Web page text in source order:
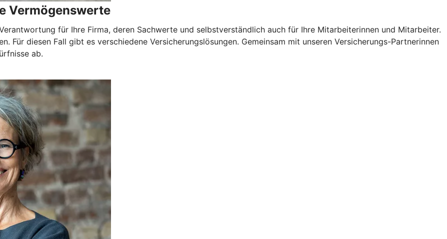
Vermögenswerte
für Ihre Firma, deren Sachwerte und selbstverständlich auch für Ihre Mitarbeiterinnen und Mitarbeiter.
Für diesen Fall gibt es verschiedene Versicherungslösungen. Gemeinsam mit unseren Versicherungs-Partnerinnen
ab.